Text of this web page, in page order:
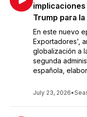
Trump para
En este nuevo
Exportadores’,
globalización a
segunda
española,
July 23, 2026•